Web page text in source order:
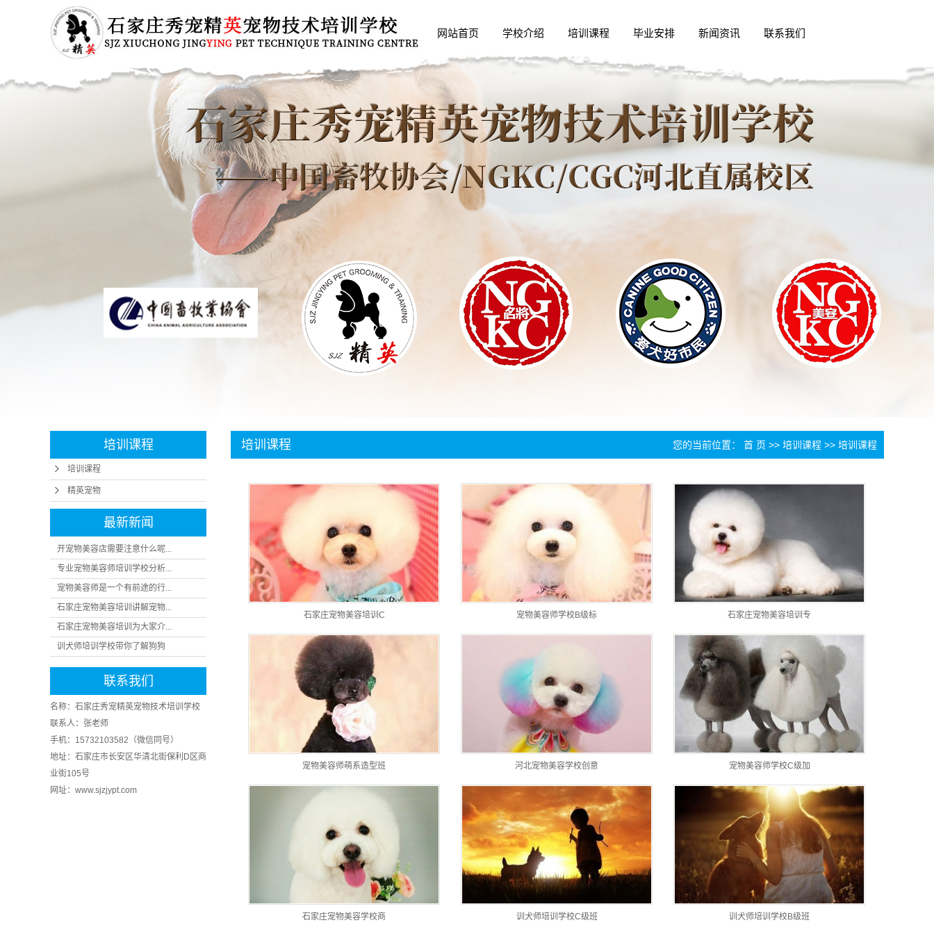
网站首页 学校介绍
营业执照
培训课程
精英宠物
毕业安排 新闻资讯
精英动态
行业新闻
联系我们
培训课程
培训课程
精英宠物
最新新闻
开宠物美容店需要注意什么呢...
专业宠物美容师培训学校分析...
宠物美容师是一个有前途的行...
石家庄宠物美容培训讲解宠物...
石家庄宠物美容培训为大家介...
训犬师培训学校带你了解狗狗
联系我们
名称：石家庄秀宠精英宠物技术培训学校
联系人：张老师
手机：15732103582（微信同号）
地址：石家庄市长安区华清北街保利D区商
业街105号
网址：www.sjzjypt.com
培训课程 您的当前位置： 首 页 >> 培训课程 >> 培训课程
石家庄宠物美容培训C 宠物美容师学校B级标 石家庄宠物美容培训专
宠物美容师萌系造型班 河北宠物美容学校创意 宠物美容师学校C级加
石家庄宠物美容学校商 训犬师培训学校C级班 训犬师培训学校B级班